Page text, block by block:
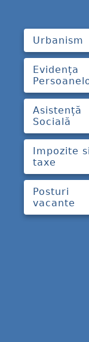
Urbanism
Evidența
Asistență
Socială
Impozite si
taxe
Posturi
vacante